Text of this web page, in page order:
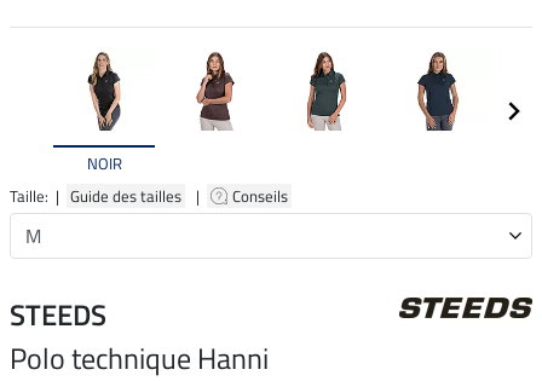
NOIR
Taille: | Guide des tailles | Conseils
STEEDS
Polo technique Hanni